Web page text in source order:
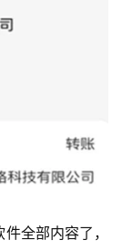
全部内容了，